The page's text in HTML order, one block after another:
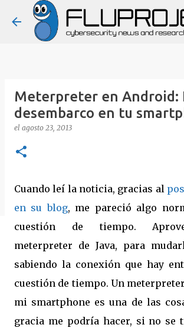
Ir al contenido principal
Meterpreter en Android:
desembarco en tu
el agosto 23, 2013
Cuando leí la noticia, gracias al
en su blog, me pareció algo
cuestión de tiempo.
meterpreter de Java, para
sabiendo la conexión que hay
cuestión de tiempo. Un
mi smartphone es una de las
gracia me podría hacer, si no se